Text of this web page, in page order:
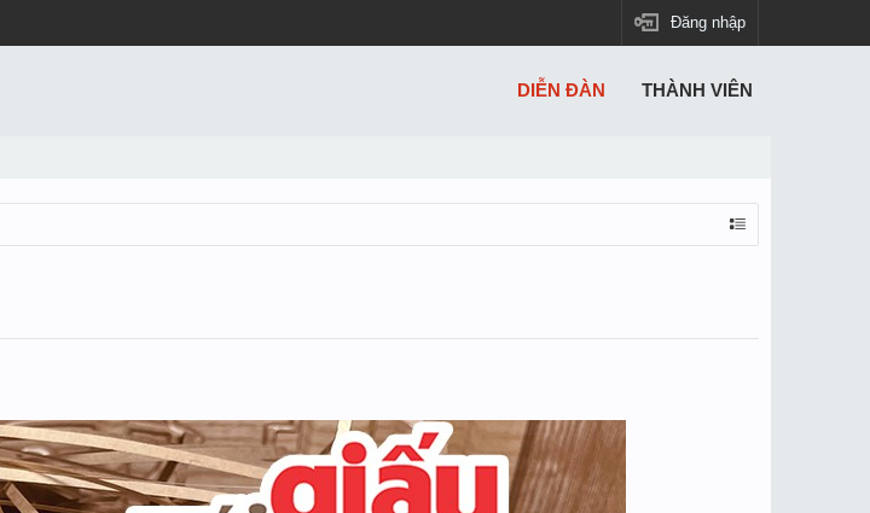
Đăng nhập
DIỄN ĐÀN THÀNH VIÊN